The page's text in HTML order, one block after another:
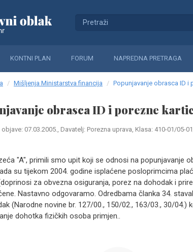
KONTNI PLAN FORUM NAPREDNA PRETRAGA
Mišljenja Ministarstva financija Popunjavanje obrasca ID i
obrasca ID i porezne
objave: 07.03.2005., Davatelj: Porezna uprava, Klasa: 410-01/05-
"A", primili smo upit koji se odnosi na popunjavanje
su tijekom 2004. godine isplaćene posloprimcima
za obvezna osiguranja, porez na dohodak i
Nastavno odgovaramo. Odredbama članka 34.
(Narodne novine br. 127/00., 150/02., 163/03., 30/04.)
dohotka fizičkih osoba primjen..